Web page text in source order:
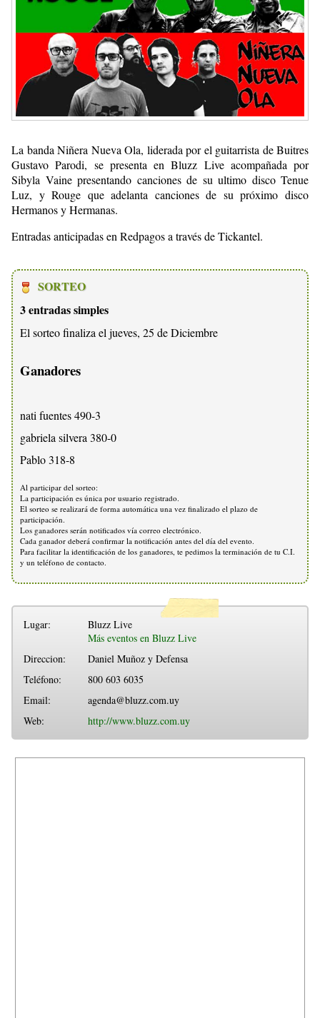
La banda Niñera Nueva Ola, liderada por el guitarrista de Buitres
Gustavo Parodi, se presenta en Bluzz Live acompañada por
Sibyla Vaine presentando canciones de su ultimo disco Tenue
Luz, y Rouge que adelanta canciones de su próximo disco
Hermanos y Hermanas.
Entradas anticipadas en Redpagos a través de Tickantel.
SORTEO
3 entradas simples
El sorteo finaliza el jueves, 25 de Diciembre
Ganadores
nati fuentes 490-3
gabriela silvera 380-0
Pablo 318-8
Al participar del sorteo:
La participación es única por usuario registrado.
El sorteo se realizará de forma automática una vez finalizado el plazo de
participación.
Los ganadores serán notificados vía correo electrónico.
Cada ganador deberá confirmar la notificación antes del día del evento.
Para facilitar la identificación de los ganadores, te pedimos la terminación de tu C.I.
y un teléfono de contacto.
Lugar:
Bluzz Live
Más eventos en Bluzz Live
Direccion:
Daniel Muñoz y Defensa
Teléfono:
800 603 6035
Email:
agenda@bluzz.com.uy
Web:
http://www.bluzz.com.uy